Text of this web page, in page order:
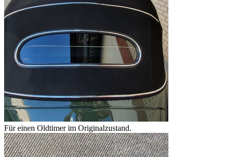
Für einen Oldtimer im Originalzustand.